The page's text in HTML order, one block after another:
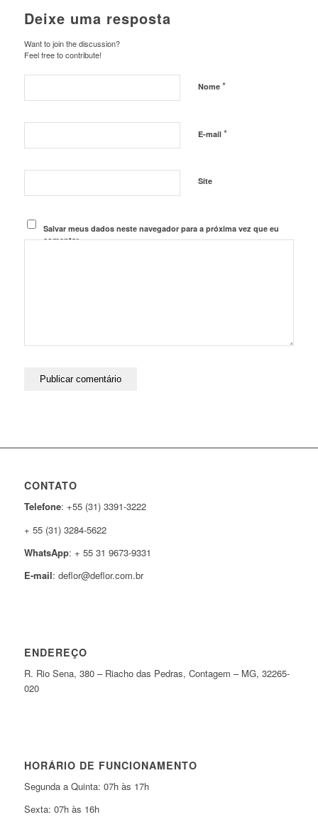
Deixe uma resposta
Want to join the discussion?
Feel free to contribute!
Nome *
E-mail *
Site
Salvar meus dados neste navegador para a próxima vez que eu
comentar.
CONTATO
Telefone: +55 (31) 3391-3222
+ 55 (31) 3284-5622
WhatsApp: + 55 31 9673-9331
E-mail: deflor@deflor.com.br
ENDEREÇO
R. Rio Sena, 380 – Riacho das Pedras, Contagem – MG, 32265-
020
HORÁRIO DE FUNCIONAMENTO
Segunda a Quinta: 07h às 17h
Sexta: 07h às 16h